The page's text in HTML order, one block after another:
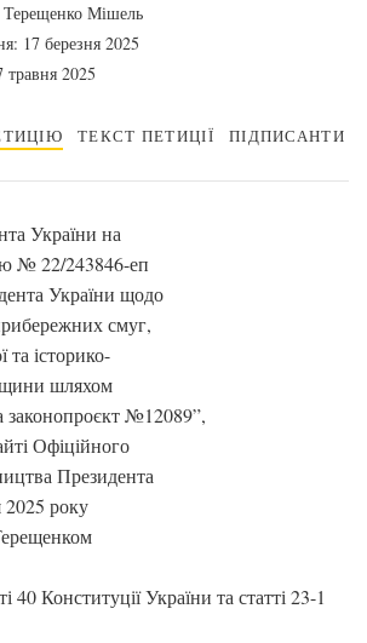
Терещенко Мішель
17 березня 2025
травня 2025
ТЕКСТ ПЕТИЦІЇ ПІДПИСАНТИ
України на
№ 22/243846-еп
України щодо
смуг,
та історико-
шляхом
законопроєкт №12089”,
Офіційного
Президента
2025 року
40 Конституції України та статті 23-1